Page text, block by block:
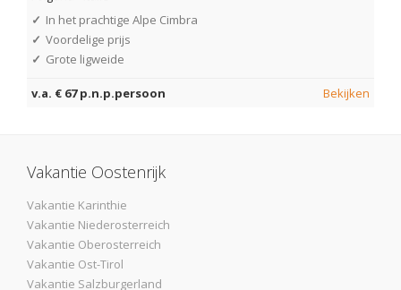
✓ In het prachtige Alpe Cimbra
✓ Voordelige prijs
✓ Grote ligweide
v.a. € 67 p.n.p.persoon Bekijken
Vakantie Oostenrijk
Vakantie Karinthie
Vakantie Niederosterreich
Vakantie Oberosterreich
Vakantie Ost-Tirol
Vakantie Salzburgerland